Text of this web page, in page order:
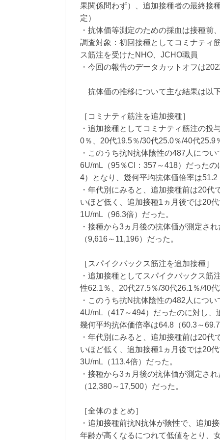
果関係問わず）、追加接種者の最終接
定）
・抗体価等測定のための採血は接種前
調査対象：初回接種としてコミナティ
ス筋注を受けたNHO、JCHO職員
・今回の報告のデータカットオフは
抗体価の推移について主な結果は以
［コミナティ筋注を追加接種］
・追加接種としてコミナティ筋注の
0％、20代19.5％/30代25.0％/40代25.9
・このうち抗N抗体陰性の487人につ
6U/mL（95％CI：357～418）だった
4）となり、幾何平均抗体価倍率は
・年代別にみると、追加接種前は20
いほど低く、追加接種1ヵ月後では20
1U/mL（96.3倍）だった。
・接種から3ヵ月後の抗体価が測定さ
（9,616～11,196）だった。
［スパイクバックス筋注を追加接種］
・追加接種としてスパイクバックス
性62.1％、20代27.5％/30代26.1％/40
・このうち抗N抗体陰性の482人につ
4U/mL（417～494）だったのに対し
幾何平均抗体価倍率は64.8（60.3～
・年代別にみると、追加接種前は20
いほど低く、追加接種1ヵ月後では20
3U/mL（113.4倍）だった。
・接種から3ヵ月後の抗体価が測定さ
（12,380～17,500）だった。
［全体のまとめ］
・追加接種前抗N抗体が陰性で、追加
年齢が高くなるにつれて低値をとり、